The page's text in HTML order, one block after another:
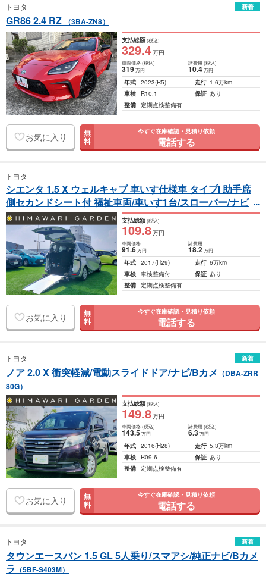
トヨタ 新着
GR86 2.4 RZ （3BA-ZN8）
支払総額(税込)
329.4万円
車両価格(税込)
319万円
諸費用 (税込)
10.4 万円
年式 2023(R5) 走行 1.6万km
車検
R10.1 保証 あり
整備 定期点検整備有
お気に入り 無
料
今すぐ在庫確認・見積り依頼
電話する
トヨタ
シエンタ 1.5 X ウェルキャブ 車いす仕様車 タイプI 助手席
側セカンドシート付 福祉車両/車いす1台/スローパー/ナビ
（DBA-NSP172G） 支払総額(税込)
109.8万円
車両価格
91.6万円
諸費用
18.2 万円
年式 2017(H29) 走行 6万km
車検 車検整備付 保証 あり
整備 定期点検整備有
お気に入り 無
料
今すぐ在庫確認・見積り依頼
電話する
トヨタ 新着
ノア 2.0 X 衝突軽減/電動スライドドア/ナビ/Bカメ （DBA-ZRR
80G）
支払総額(税込)
149.8万円
車両価格(税込)
143.5万円
諸費用 (税込)
6.3 万円
年式 2016(H28) 走行 5.3万km
車検
R09.6 保証 あり
整備 定期点検整備有
お気に入り 無
料
今すぐ在庫確認・見積り依頼
電話する
トヨタ 新着
タウンエースバン 1.5 GL 5人乗り/スマアシ/純正ナビ/Bカメ
ラ （5BF-S403M）